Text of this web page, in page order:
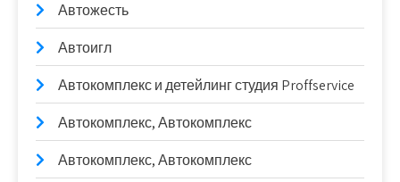
Автожесть
Автоигл
Автокомплекс и детейлинг студия Proffservice
Автокомплекс, Автокомплекс
Автокомплекс, Автокомплекс